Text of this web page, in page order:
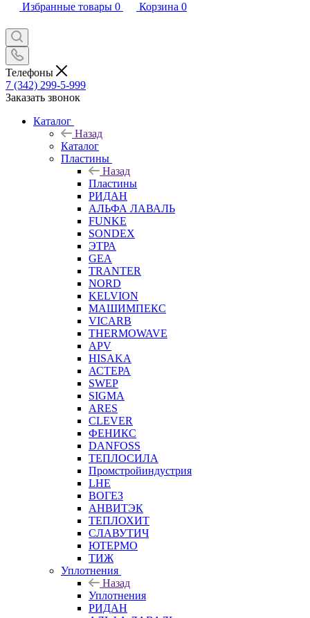
Избранные товары 0 Корзина 0
Телефоны
7 (342) 299-5-999
Заказать звонок
Каталог
Назад
Каталог
Пластины
Назад
Пластины
РИДАН
АЛЬФА ЛАВАЛЬ
FUNKE
SONDEX
ЭТРА
GEA
TRANTER
NORD
KELVION
МАШИМПЕКС
VICARB
THERMOWAVE
APV
HISAKA
АСТЕРА
SWEP
SIGMA
ARES
CLEVER
ФЕНИКС
DANFOSS
ТЕПЛОСИЛА
Промстройиндустрия
LHE
ВОГЕЗ
АНВИТЭК
ТЕПЛОХИТ
СЛАВУТИЧ
ЮТЕРМО
ТИЖ
Уплотнения
Назад
Уплотнения
РИДАН